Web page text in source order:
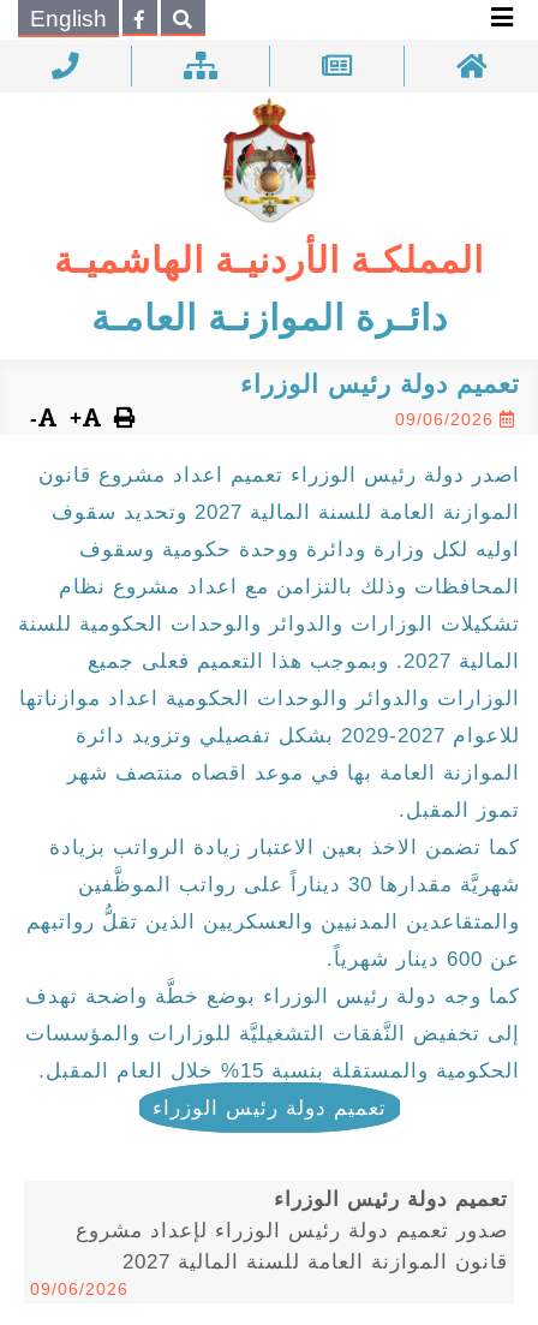
بحـث English
المملكـة الأردنيـة الهاشميـة
دائـرة الموازنـة العامـة
تعميم دولة رئيس الوزراء
09/06/2026
+
-
اصدر دولة رئيس الوزراء تعميم اعداد مشروع قانون
الموازنة العامة للسنة المالية 2027 وتحديد سقوف
اوليه لكل وزارة ودائرة ووحدة حكومية وسقوف
المحافظات وذلك بالتزامن مع اعداد مشروع نظام
تشكيلات الوزارات والدوائر والوحدات الحكومية للسنة
المالية 2027. وبموجب هذا التعميم فعلى جميع
الوزارات والدوائر والوحدات الحكومية اعداد موازناتها
للاعوام 2027-2029 بشكل تفصيلي وتزويد دائرة
الموازنة العامة بها في موعد اقصاه منتصف شهر
تموز المقبل.
كما تضمن الاخذ بعين الاعتبار زيادة الرواتب بزيادة
شهريَّة مقدارها 30 ديناراً على رواتب الموظَّفين
والمتقاعدين المدنيين والعسكريين الذين تقلُّ رواتبهم
عن 600 دينار شهرياً.
كما وجه دولة رئيس الوزراء بوضع خطَّة واضحة تهدف
إلى تخفيض النَّفقات التشغيليَّة للوزارات والمؤسسات
الحكومية والمستقلة بنسبة 15% خلال العام المقبل.
تعميم دولة رئيس الوزراء
تعميم دولة رئيس الوزراء
صدور تعميم دولة رئيس الوزراء لإعداد مشروع
قانون الموازنة العامة للسنة المالية 2027
09/06/2026